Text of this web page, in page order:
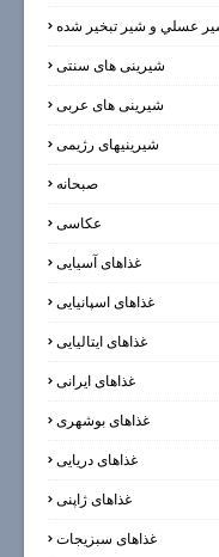
عسلي و شير تبخير شده
شیرینی های سنتی
شیرینی های عربی
شیرینیهای رژیمی
صبحانه
عکاسی
غذاهای آسیایی
غذاهای اسپانیایی
غذاهای ایتالیایی
غذاهای ایرانی
غذاهای بوشهری
غذاهای دریایی
غذاهای ژاپنی
غذاهای سبزیجات